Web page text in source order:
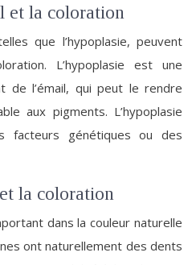
et la coloration
que l’hypoplasie, peuvent
L’hypoplasie est une
de l’émail, qui peut le rendre
aux pigments. L’hypoplasie
facteurs génétiques ou des
la coloration
dans la couleur naturelle
ont naturellement des dents